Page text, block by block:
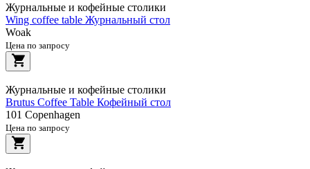
Журнальные и кофейные столики
Wing coffee table Журнальный стол
Woak
Цена по запросу
Журнальные и кофейные столики
Brutus Coffee Table Кофейный стол
101 Copenhagen
Цена по запросу